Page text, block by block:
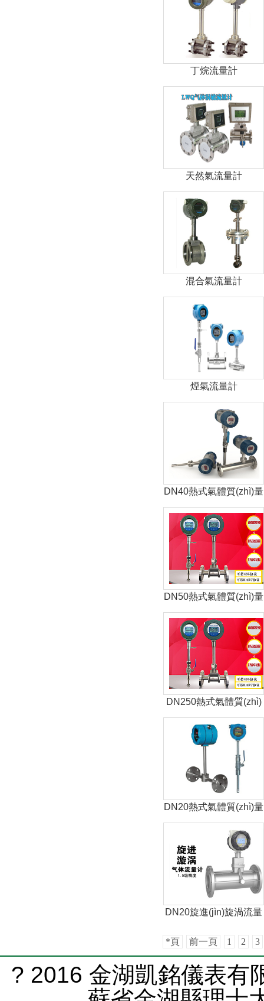
丁烷流量計
天然氣流量計
混合氣流量計
煙氣流量計
DN40熱式氣體質(zhì)量
流量計
DN50熱式氣體質(zhì)量
流量計
DN250熱式氣體質(zhì)
量流量計
DN20熱式氣體質(zhì)量
流量計
DN20旋進(jìn)旋渦流量
*頁
前一頁 1 2 3
? 2016 金湖凱銘儀表有